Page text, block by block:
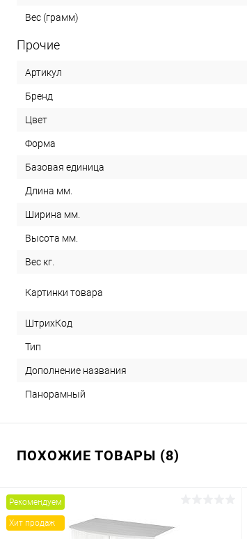
Вес (грамм)
Прочие
Артикул
Бренд
Цвет
Форма
Базовая единица
Длина мм.
Ширина мм.
Высота мм.
Вес кг.
Картинки товара
ШтрихКод
Тип
Дополнение названия
Панорамный
ПОХОЖИЕ ТОВАРЫ (8)
Рекомендуем
Хит продаж